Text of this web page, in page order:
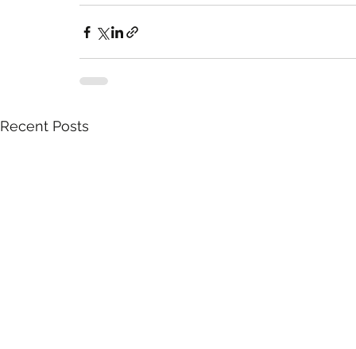
Recent Posts